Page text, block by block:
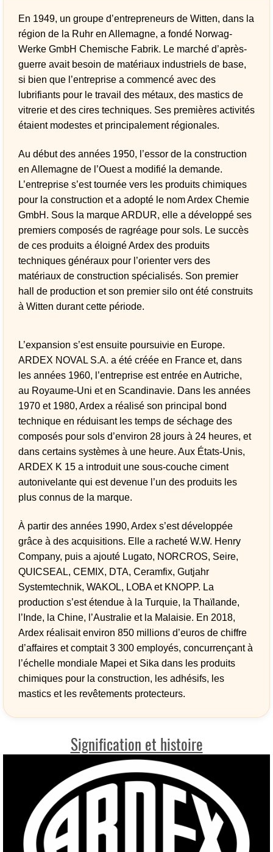
En 1949, un groupe d’entrepreneurs de Witten, dans la
région de la Ruhr en Allemagne, a fondé Norwag-
Werke GmbH Chemische Fabrik. Le marché d’après-
guerre avait besoin de matériaux industriels de base,
si bien que l’entreprise a commencé avec des
lubrifiants pour le travail des métaux, des mastics de
vitrerie et des cires techniques. Ses premières activités
étaient modestes et principalement régionales.
Au début des années 1950, l’essor de la construction
en Allemagne de l’Ouest a modifié la demande.
L’entreprise s’est tournée vers les produits chimiques
pour la construction et a adopté le nom Ardex Chemie
GmbH. Sous la marque ARDUR, elle a développé ses
premiers composés de ragréage pour sols. Le succès
de ces produits a éloigné Ardex des produits
techniques généraux pour l’orienter vers des
matériaux de construction spécialisés. Son premier
hall de production et son premier silo ont été construits
à Witten durant cette période.
L’expansion s’est ensuite poursuivie en Europe.
ARDEX NOVAL S.A. a été créée en France et, dans
les années 1960, l’entreprise est entrée en Autriche,
au Royaume-Uni et en Scandinavie. Dans les années
1970 et 1980, Ardex a réalisé son principal bond
technique en réduisant les temps de séchage des
composés pour sols d’environ 28 jours à 24 heures, et
dans certains systèmes à une heure. Aux États-Unis,
ARDEX K 15 a introduit une sous-couche ciment
autonivelante qui est devenue l’un des produits les
plus connus de la marque.
À partir des années 1990, Ardex s’est développée
grâce à des acquisitions. Elle a racheté W.W. Henry
Company, puis a ajouté Lugato, NORCROS, Seire,
QUICSEAL, CEMIX, DTA, Ceramfix, Gutjahr
Systemtechnik, WAKOL, LOBA et KNOPP. La
production s’est étendue à la Turquie, la Thaïlande,
l’Inde, la Chine, l’Australie et la Malaisie. En 2018,
Ardex réalisait environ 850 millions d’euros de chiffre
d’affaires et comptait 3 300 employés, concurrençant à
l’échelle mondiale Mapei et Sika dans les produits
chimiques pour la construction, les adhésifs, les
mastics et les revêtements protecteurs.
Signification et histoire